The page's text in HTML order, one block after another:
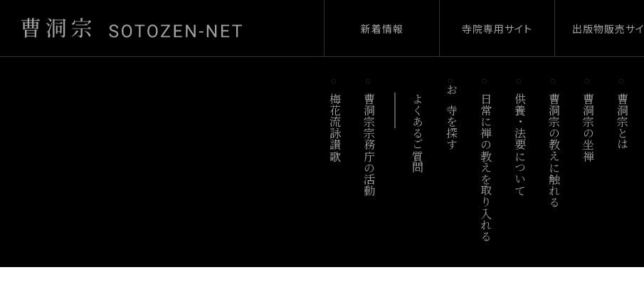
新着情報 寺院専用サイト 出版物販売サ
梅花流詠讃歌 曹洞宗宗務庁の活動 よくあるご質問 お寺を探す 日常に禅の教えを取り入れる 供養・法要について 曹洞宗の教えに触れる 曹洞宗の坐禅 曹洞宗とは